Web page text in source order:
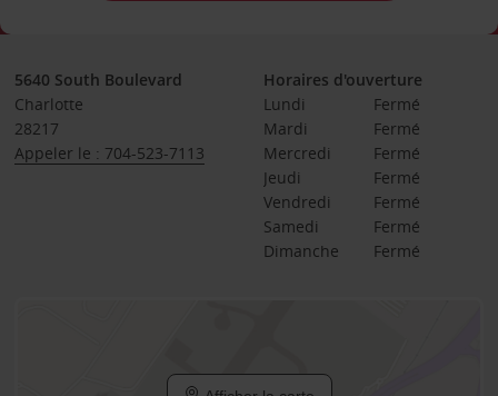
5640 South Boulevard
Charlotte
28217
Appeler le : 704-523-7113
Horaires d'ouverture
Lundi
Fermé
Mardi
Fermé
Mercredi
Fermé
Jeudi
Fermé
Vendredi
Fermé
Samedi
Fermé
Dimanche
Fermé